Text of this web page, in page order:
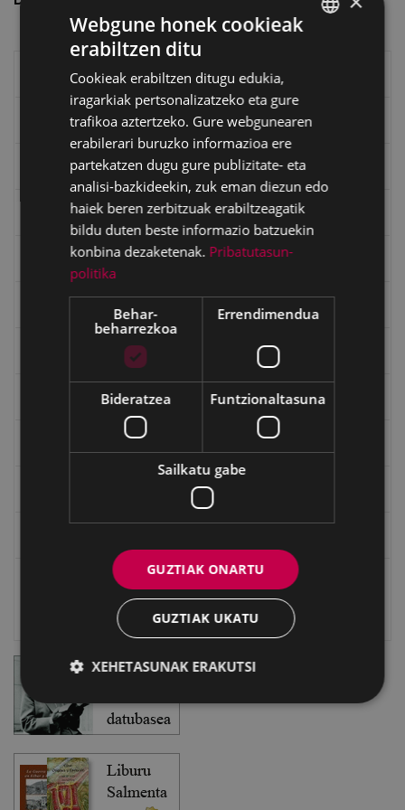
Eibarko liburuak
eta kitto
"Eibar" rebista sarean
Goi Argi aldizkaria
Kultura egitaraua
"Gure Herria" aldizkaria
Txostenak eta dokumentuak
Eibarko Idazlanen Datu-basea
Webgune honek cookieak
erabiltzen ditu
Cookieak erabiltzen ditugu edukia,
iragarkiak pertsonalizatzeko eta gure
trafikoa aztertzeko. Gure webgunearen
erabilerari buruzko informazioa ere
partekatzen dugu gure publizitate- eta
analisi-bazkideekin, zuk eman diezun edo
haiek beren zerbitzuak erabiltzeagatik
bildu duten beste informazio batzuekin
konbina dezaketenak. Pribatutasun-
politika
Behar-
beharrezkoa
Errendimendua
Bideratzea Funtzionaltasuna
Sailkatu gabe
GUZTIAK ONARTU
GUZTIAK UKATU
XEHETASUNAK ERAKUTSI